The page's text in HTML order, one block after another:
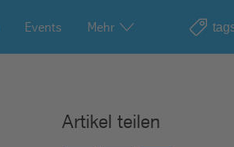
Events Mehr
Artikel teilen